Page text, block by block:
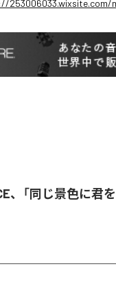
253006033.wixsite.com/
、「同じ景色に君